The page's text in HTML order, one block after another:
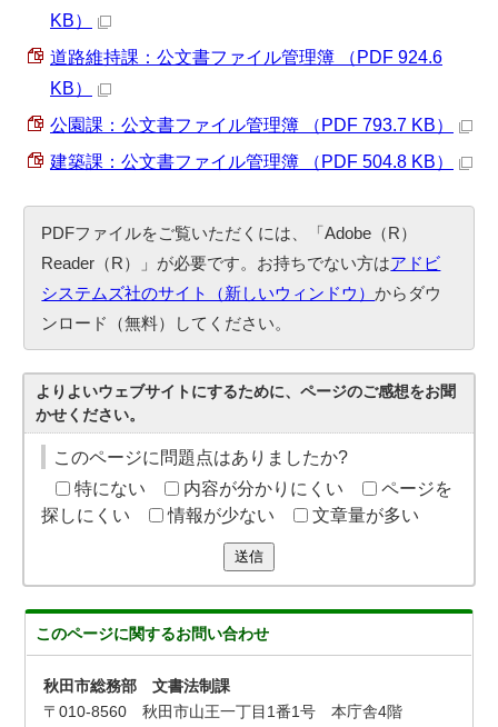
KB）
道路維持課：公文書ファイル管理簿 （PDF 924.6
KB）
公園課：公文書ファイル管理簿 （PDF 793.7 KB）
建築課：公文書ファイル管理簿 （PDF 504.8 KB）
PDFファイルをご覧いただくには、「Adobe（R）
Reader（R）」が必要です。お持ちでない方はアドビ
システムズ社のサイト（新しいウィンドウ）からダウ
ンロード（無料）してください。
よりよいウェブサイトにするために、ページのご感想をお聞
かせください。
このページに問題点はありましたか?
特にない
内容が分かりにくい
ページを
探しにくい
情報が少ない 文章量が多い
送信
このページに関するお問い合わせ
秋田市総務部 文書法制課
〒010-8560 秋田市山王一丁目1番1号 本庁舎4階